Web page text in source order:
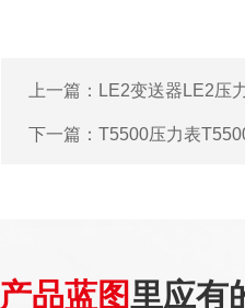
上一篇： LE2变送器LE2压
下一篇： T5500压力表
产品蓝图里应有